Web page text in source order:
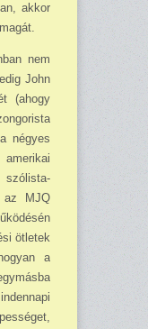
akkor
nem
John
(ahogy
négyes
az MJQ
ötletek
a